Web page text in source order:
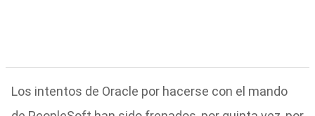
Los intentos de Oracle por hacerse con el mando